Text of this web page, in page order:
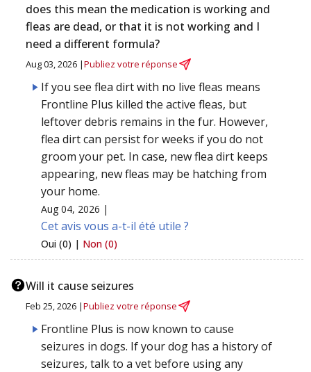
does this mean the medication is working and
fleas are dead, or that it is not working and I
need a different formula?
Aug 03, 2026 |Publiez votre réponse
If you see flea dirt with no live fleas means
Frontline Plus killed the active fleas, but
leftover debris remains in the fur. However,
flea dirt can persist for weeks if you do not
groom your pet. In case, new flea dirt keeps
appearing, new fleas may be hatching from
your home.
Aug 04, 2026 |
Cet avis vous a-t-il été utile ?
Oui (0) | Non (0)
Will it cause seizures
Feb 25, 2026 |Publiez votre réponse
Frontline Plus is now known to cause
seizures in dogs. If your dog has a history of
seizures, talk to a vet before using any